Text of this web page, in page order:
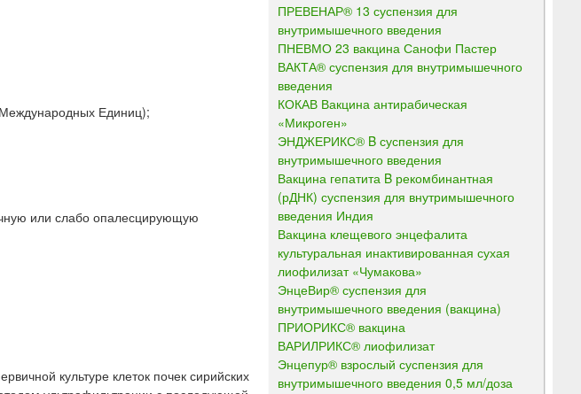
Единиц);
или слабо опалесцирующую
культуре клеток почек сирийских
ПРЕВЕНАР® 13 суспензия для
внутримышечного введения
ПНЕВМО 23 вакцина Санофи Пастер
ВАКТА® суспензия для внутримышечного
введения
КОКАВ Вакцина антирабическая
«Микроген»
ЭНДЖЕРИКС® B суспензия для
внутримышечного введения
Вакцина гепатита B рекомбинантная
(рДНК) суспензия для внутримышечного
введения Индия
Вакцина клещевого энцефалита
культуральная инактивированная сухая
лиофилизат «Чумакова»
ЭнцеВир® суспензия для
внутримышечного введения (вакцина)
ПРИОРИКС® вакцина
ВАРИЛРИКС® лиофилизат
Энцепур® взрослый суспензия для
внутримышечного введения 0,5 мл/доза